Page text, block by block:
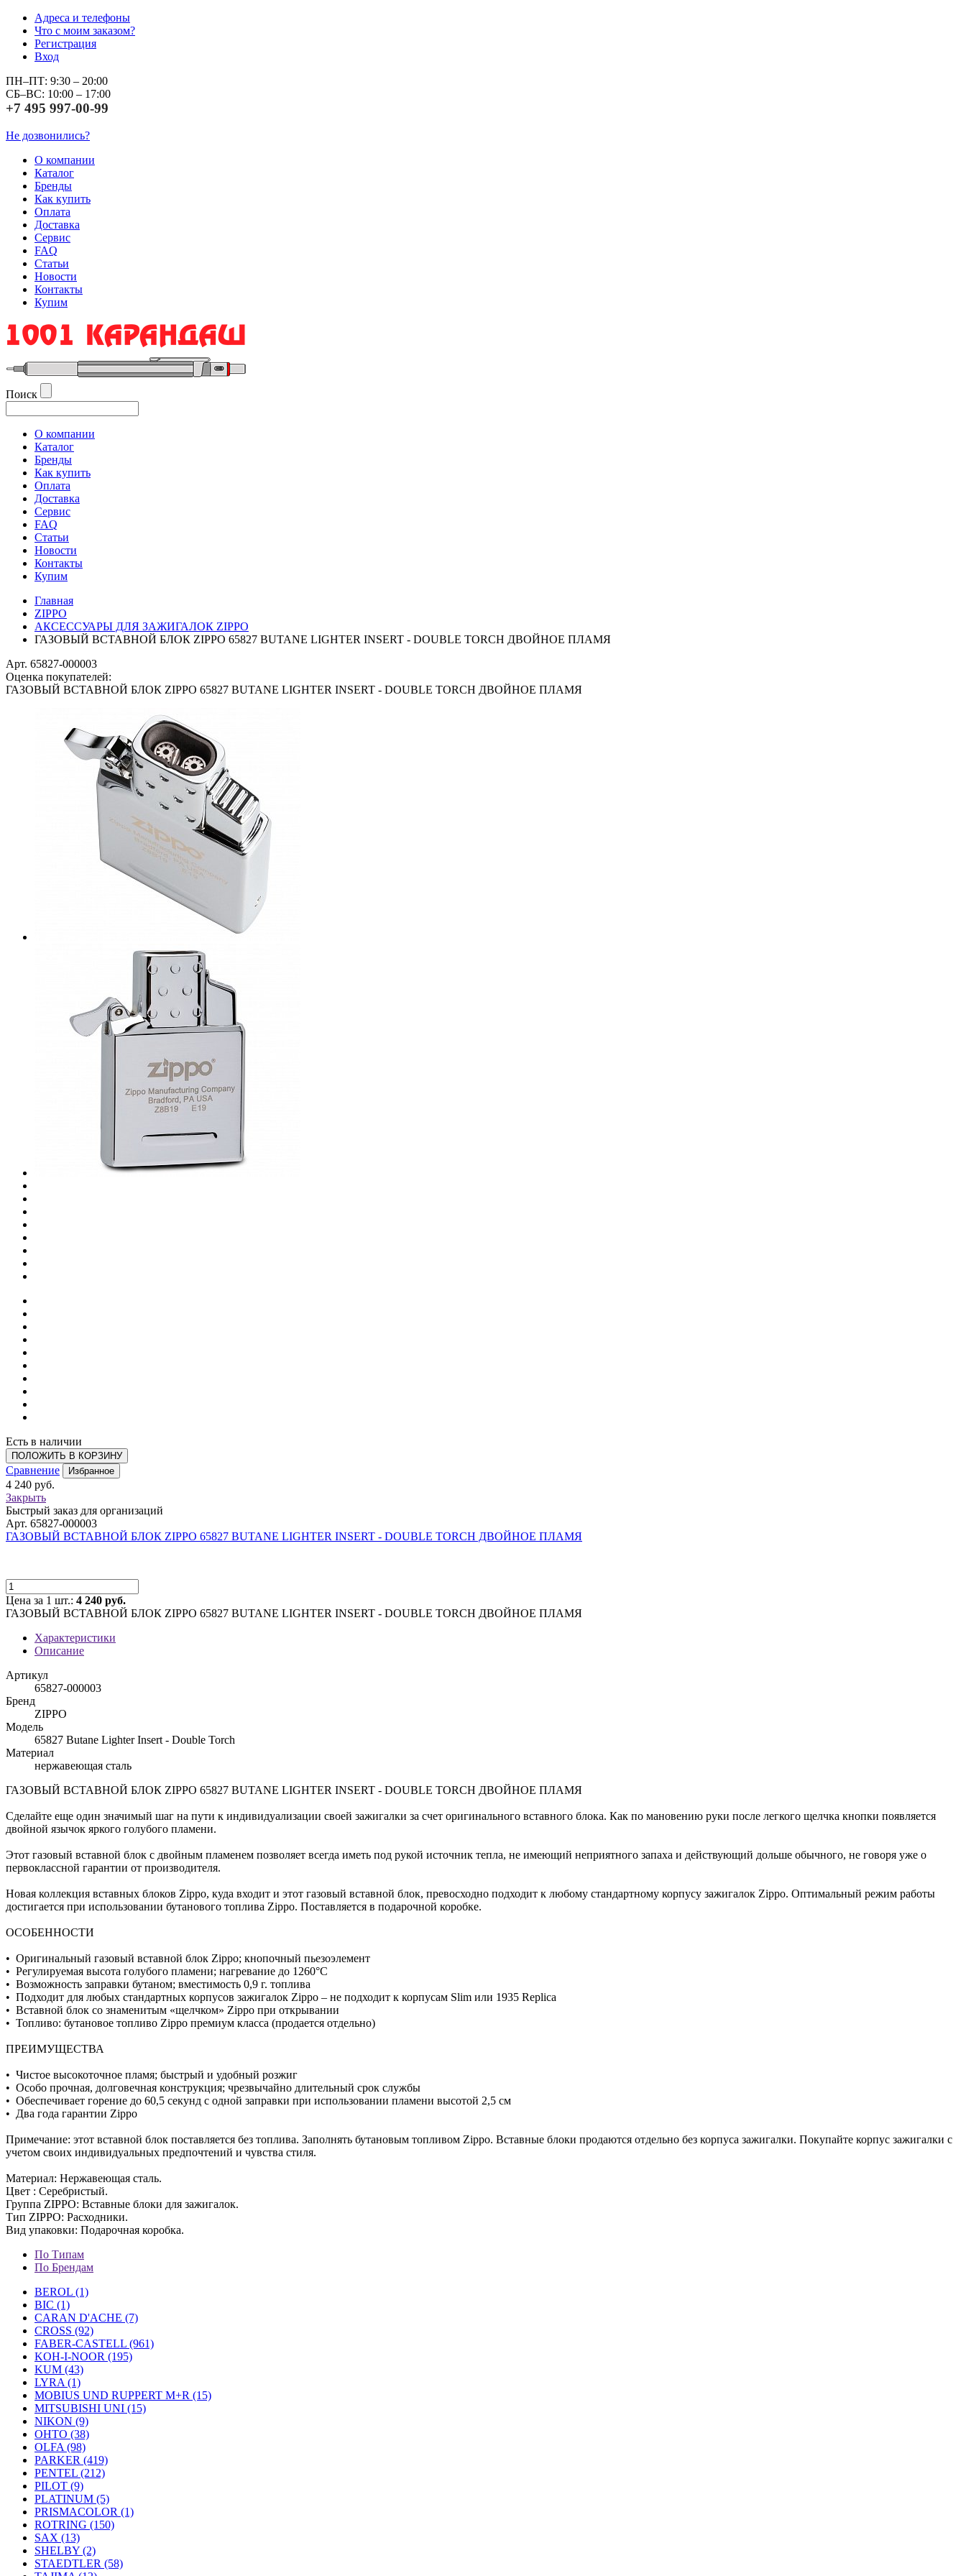
Адреса и телефоны
Что с моим заказом?
Регистрация
Вход
ПН–ПТ: 9:30 – 20:00
СБ–ВС: 10:00 – 17:00
+7 495 997-00-99
Не дозвонились?
О компании
Каталог
Бренды
Как купить
Оплата
Доставка
Сервис
FAQ
Статьи
Новости
Контакты
Купим
Поиск
О компании
Каталог
Бренды
Как купить
Оплата
Доставка
Сервис
FAQ
Статьи
Новости
Контакты
Купим
Главная
ZIPPO
АКСЕССУАРЫ ДЛЯ ЗАЖИГАЛОК ZIPPO
ГАЗОВЫЙ ВСТАВНОЙ БЛОК ZIPPO 65827 BUTANE LIGHTER INSERT - DOUBLE TORCH ДВОЙНОЕ ПЛАМЯ
Арт. 65827-000003
Оценка покупателей:
ГАЗОВЫЙ ВСТАВНОЙ БЛОК ZIPPO 65827 BUTANE LIGHTER INSERT - DOUBLE TORCH ДВОЙНОЕ ПЛАМЯ
Есть в наличии
ПОЛОЖИТЬ В КОРЗИНУ
Сравнение Избранное
4 240 руб.
Закрыть
Быстрый заказ для организаций
Арт. 65827-000003
ГАЗОВЫЙ ВСТАВНОЙ БЛОК ZIPPO 65827 BUTANE LIGHTER INSERT - DOUBLE TORCH ДВОЙНОЕ ПЛАМЯ
Цена за 1 шт.: 4 240 руб.
ГАЗОВЫЙ ВСТАВНОЙ БЛОК ZIPPO 65827 BUTANE LIGHTER INSERT - DOUBLE TORCH ДВОЙНОЕ ПЛАМЯ
Характеристики
Описание
Артикул
65827-000003
Бренд
ZIPPO
Модель
65827 Butane Lighter Insert - Double Torch
Материал
нержавеющая сталь
ГАЗОВЫЙ ВСТАВНОЙ БЛОК ZIPPO 65827 BUTANE LIGHTER INSERT - DOUBLE TORCH ДВОЙНОЕ ПЛАМЯ
Сделайте еще один значимый шаг на пути к индивидуализации своей зажигалки за счет оригинального вставного блока. Как по мановению руки после легкого щелчка кнопки появляется
двойной язычок яркого голубого пламени.
Этот газовый вставной блок с двойным пламенем позволяет всегда иметь под рукой источник тепла, не имеющий неприятного запаха и действующий дольше обычного, не говоря уже о
первоклассной гарантии от производителя.
Новая коллекция вставных блоков Zippo, куда входит и этот газовый вставной блок, превосходно подходит к любому стандартному корпусу зажигалок Zippo. Оптимальный режим работы
достигается при использовании бутанового топлива Zippo. Поставляется в подарочной коробке.
ОСОБЕННОСТИ
• Оригинальный газовый вставной блок Zippo; кнопочный пьезоэлемент
• Регулируемая высота голубого пламени; нагревание до 1260°C
• Возможность заправки бутаном; вместимость 0,9 г. топлива
• Подходит для любых стандартных корпусов зажигалок Zippo – не подходит к корпусам Slim или 1935 Replica
• Вставной блок со знаменитым «щелчком» Zippo при открывании
• Топливо: бутановое топливо Zippo премиум класса (продается отдельно)
ПРЕИМУЩЕСТВА
• Чистое высокоточное пламя; быстрый и удобный розжиг
• Особо прочная, долговечная конструкция; чрезвычайно длительный срок службы
• Обеспечивает горение до 60,5 секунд с одной заправки при использовании пламени высотой 2,5 см
• Два года гарантии Zippo
Примечание: этот вставной блок поставляется без топлива. Заполнять бутановым топливом Zippo. Вставные блоки продаются отдельно без корпуса зажигалки. Покупайте корпус зажигалки с
учетом своих индивидуальных предпочтений и чувства стиля.
Материал: Hержавеющая сталь.
Цвет : Серебристый.
Группа ZIPPO: Вставные блоки для зажигалок.
Тип ZIPPO: Расходники.
Вид упаковки: Подарочная коробка.
По Типам
По Брендам
BEROL (1)
BIC (1)
CARAN D'ACHE (7)
CROSS (92)
FABER-CASTELL (961)
KOH-I-NOOR (195)
KUM (43)
LYRA (1)
MOBIUS UND RUPPERT M+R (15)
MITSUBISHI UNI (15)
NIKON (9)
OHTO (38)
OLFA (98)
PARKER (419)
PENTEL (212)
PILOT (9)
PLATINUM (5)
PRISMACOLOR (1)
ROTRING (150)
SAX (13)
SHELBY (2)
STAEDTLER (58)